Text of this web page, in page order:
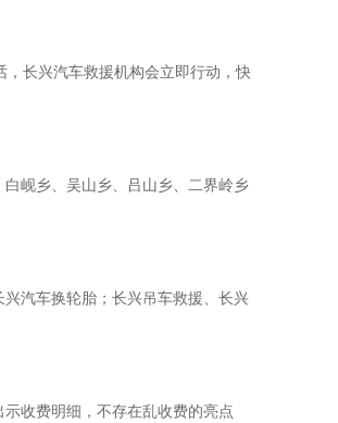
长兴汽车救援机构会立即行动，快
岘乡、吴山乡、吕山乡、二界岭乡
汽车换轮胎；长兴吊车救援、长兴
收费明细，不存在乱收费的亮点